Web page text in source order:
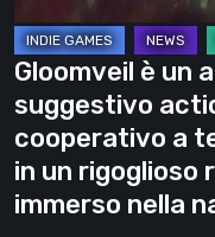
cooperativo
a
tema
insetti,
ambientato
in
un
Gloomveil è un
suggestivo
cooperativo a
in un rigoglioso
immerso nella